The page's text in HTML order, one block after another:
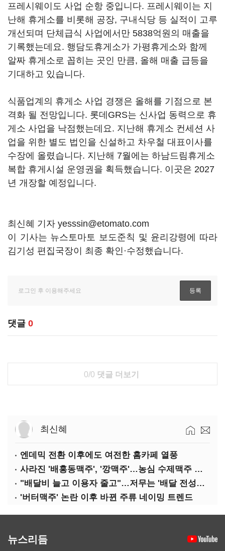
프레시웨이도 사업 순항 중입니다. 프레시웨이는 지
난해 휴게소를 비롯해 공장, 구내식당 등 실적이 고루
개선되며 단체급식 사업에서만 5838억원의 매출을
기록했는데요. 행담도휴게소가 가평휴게소와 함께
알짜 휴게소로 꼽히는 곳인 만큼, 올해 매출 급등을
기대하고 있습니다.
식품업계의 휴게소 사업 경쟁은 올해를 기점으로 본
격화 될 전망입니다. 롯데GRS는 신사업 동력으로 휴
게소 사업을 낙점했는데요. 지난해 휴게소 컨세션 사
업을 위한 별도 법인을 신설하고 차우철 대표이사를
수장에 올렸습니다. 지난해 7월에는 하남드림휴게소
복합 휴게시설 운영권을 획득했습니다. 이곳은 2027
년 개장할 예정입니다.
최신혜 기자 yesssin@etomato.com
이 기사는 뉴스토마토 보도준칙 및 윤리강령에 따라
김기성 편집국장이 최종 확인·수정했습니다.
댓글 0
0/0 댓글 더보기
최신혜
엔데믹 전환 이후에도 여전한 홈카페 열풍
사라진 '배홍동맥주', '깡맥주'…농심 수제맥주 사업 향방은?
"배달비 늘고 이용자 줄고"…저무는 '배달 전성시대'
'버터맥주' 논란 이후 바뀐 주류 네이밍 트렌드
뉴스리듬